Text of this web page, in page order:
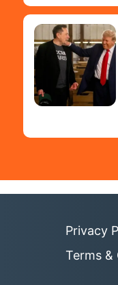
Privacy
Terms &